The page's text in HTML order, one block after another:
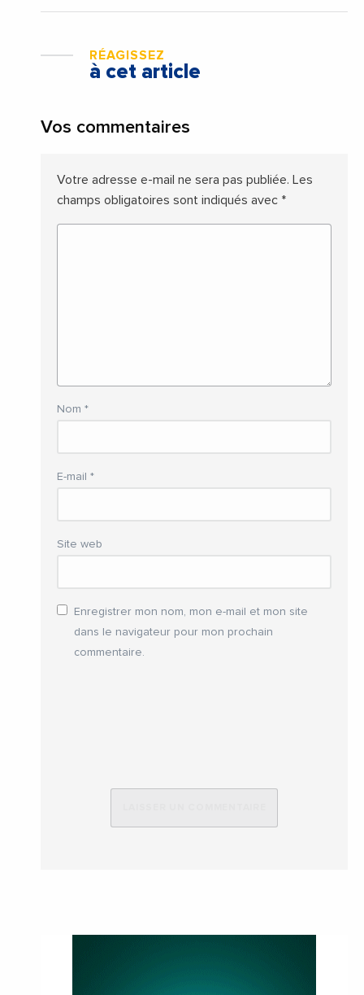
RÉAGISSEZ
à cet article
Vos commentaires
Votre adresse e-mail ne sera pas publiée. Les
champs obligatoires sont indiqués avec *
Nom *
E-mail *
Site web
Enregistrer mon nom, mon e-mail et mon site
dans le navigateur pour mon prochain
commentaire.